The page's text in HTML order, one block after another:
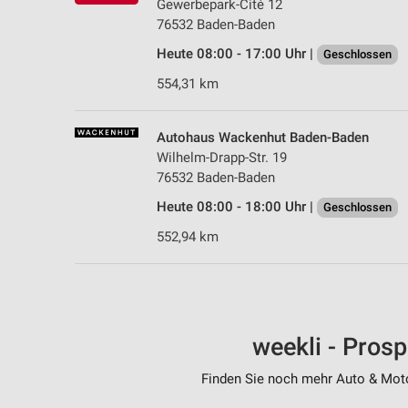
Gewerbepark-Cité 12
76532 Baden-Baden
Heute 08:00 - 17:00 Uhr |
Geschlossen
554,31 km
Autohaus Wackenhut Baden-Baden
Wilhelm-Drapp-Str. 19
76532 Baden-Baden
Heute 08:00 - 18:00 Uhr |
Geschlossen
552,94 km
weekli -
Finden Sie noch mehr Auto &